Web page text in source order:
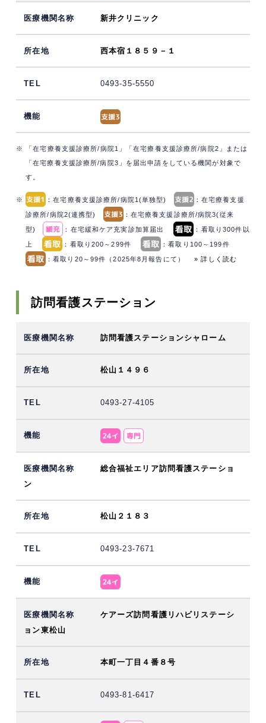
新井クリニック
西本宿１８５９－１
0493-35-5550
※ 「在宅療養支援診療所/病院1」「在宅療養支援診療所/病院2」または
「在宅療養支援診療所/病院3」を届出申請をしている機関が対象で
す。
※ ：在宅療養支援診療所/病院1(単独型) ：在宅療養支援
診療所/病院2(連携型) ：在宅療養支援診療所/病院3(従来
型) ：在宅緩和ケア充実診加算届出 ：看取り300件以
上 ：看取り200～299件 ：看取り100～199件
：看取り20～99件（2025年8月報告にて）» 詳しく読む
訪問看護ステーション
訪問看護ステーションシャローム
松山１４９６
0493-27-4105
総合福祉エリア訪問看護ステーショ
ン
松山２１８３
0493-23-7671
ケアーズ訪問看護リハビリステーシ
ョン東松山
本町一丁目４番８号
0493-81-6417